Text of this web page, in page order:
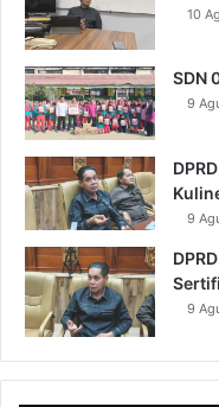
10
SDN
9
9
9